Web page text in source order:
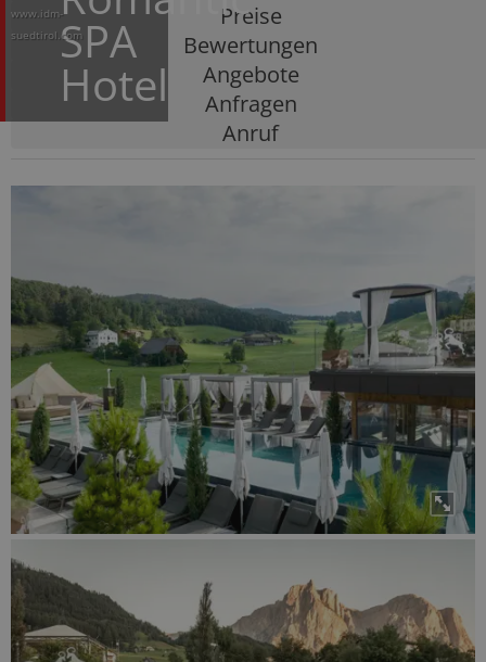
SPA
Hotel
www.idm-
suedtirol.com
Preise
Bewertungen
Angebote
Anfragen
Anruf